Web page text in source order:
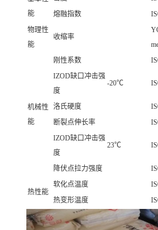
能
熔融指数
物理性
能
收缩率
机械性
能
刚性系数
IZOD缺口冲击强
度
-20℃
洛氏硬度
断裂点伸长率
IZOD缺口冲击强
度
23℃
降伏点拉力强度
热性能
软化点温度
热变形温度